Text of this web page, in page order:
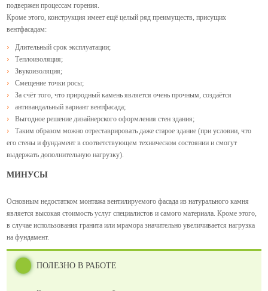
подвержен процессам горения.
Кроме этого, конструкция имеет ещё целый ряд преимуществ, присущих
вентфасадам:
Длительный срок эксплуатации;
Теплоизоляция;
Звукоизоляция;
Смещение точки росы;
За счёт того, что природный камень является очень прочным, создаётся
антивандальный вариант вентфасада;
Выгодное решение дизайнерского оформления стен здания;
Таким образом можно отреставрировать даже старое здание (при условии, что
его стены и фундамент в соответствующем техническом состоянии и смогут
выдержать дополнительную нагрузку).
МИНУСЫ
Основным недостатком монтажа вентилируемого фасада из натурального камня
является высокая стоимость услуг специалистов и самого материала. Кроме этого,
в случае использования гранита или мрамора значительно увеличивается нагрузка
на фундамент.
ПОЛЕЗНО В РАБОТЕ